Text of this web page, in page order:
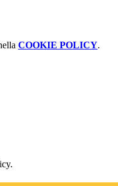
COOKIE POLICY.